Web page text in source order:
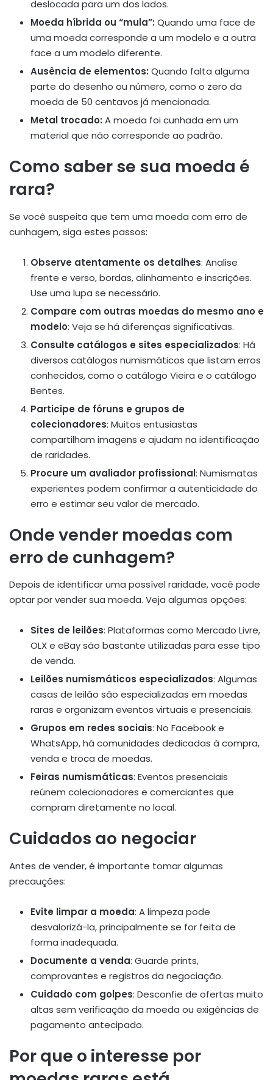
deslocada para um dos lados.
Moeda híbrida ou “mula”: Quando uma face de
uma moeda corresponde a um modelo e a outra
face a um modelo diferente.
Ausência de elementos: Quando falta alguma
parte do desenho ou número, como o zero da
moeda de 50 centavos já mencionada.
Metal trocado: A moeda foi cunhada em um
material que não corresponde ao padrão.
Como saber se sua moeda é
rara?
Se você suspeita que tem uma moeda com erro de
cunhagem, siga estes passos:
Observe atentamente os detalhes: Analise
frente e verso, bordas, alinhamento e inscrições.
Use uma lupa se necessário.
Compare com outras moedas do mesmo ano e
modelo: Veja se há diferenças significativas.
Consulte catálogos e sites especializados: Há
diversos catálogos numismáticos que listam erros
conhecidos, como o catálogo Vieira e o catálogo
Bentes.
Participe de fóruns e grupos de
colecionadores: Muitos entusiastas
compartilham imagens e ajudam na identificação
de raridades.
Procure um avaliador profissional: Numismatas
experientes podem confirmar a autenticidade do
erro e estimar seu valor de mercado.
Onde vender moedas com
erro de cunhagem?
Depois de identificar uma possível raridade, você pode
optar por vender sua moeda. Veja algumas opções:
Sites de leilões: Plataformas como Mercado Livre,
OLX e eBay são bastante utilizadas para esse tipo
de venda.
Leilões numismáticos especializados: Algumas
casas de leilão são especializadas em moedas
raras e organizam eventos virtuais e presenciais.
Grupos em redes sociais: No Facebook e
WhatsApp, há comunidades dedicadas à compra,
venda e troca de moedas.
Feiras numismáticas: Eventos presenciais
reúnem colecionadores e comerciantes que
compram diretamente no local.
Cuidados ao negociar
Antes de vender, é importante tomar algumas
precauções:
Evite limpar a moeda: A limpeza pode
desvalorizá-la, principalmente se for feita de
forma inadequada.
Documente a venda: Guarde prints,
comprovantes e registros da negociação.
Cuidado com golpes: Desconfie de ofertas muito
altas sem verificação da moeda ou exigências de
pagamento antecipado.
Por que o interesse por